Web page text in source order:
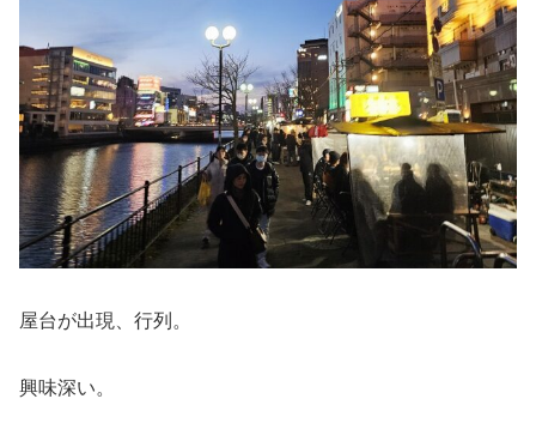
屋台が出現、行列。
興味深い。